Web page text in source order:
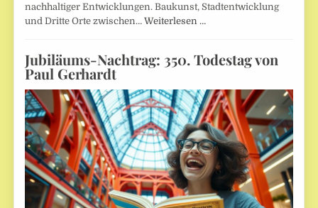
nachhaltiger Entwicklungen. Baukunst, Stadtentwicklung
und Dritte Orte zwischen…Weiterlesen …
Jubiläums-Nachtrag: 350. Todestag von
Paul Gerhardt